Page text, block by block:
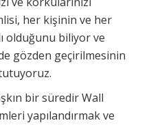
her kişinin ve her
olduğunu biliyor ve
gözden geçirilmesinin
bir süredir Wall
yapılandırmak ve